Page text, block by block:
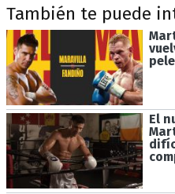
También te puede
El